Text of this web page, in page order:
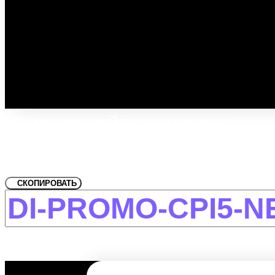
СКОПИРОВАТЬ